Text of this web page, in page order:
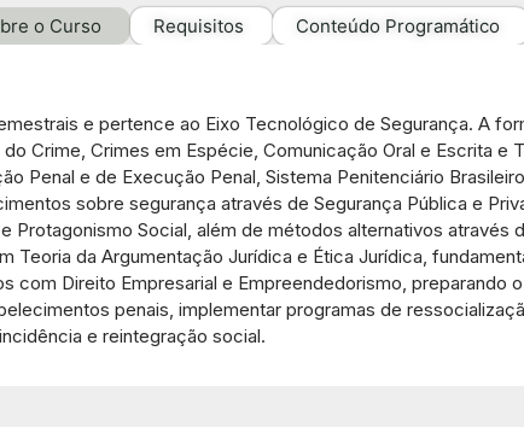
o Curso Requisitos Conteúdo Programático
e pertence ao Eixo Tecnológico de Segurança. A
Crime, Crimes em Espécie, Comunicação Oral e Escrita e
Penal e de Execução Penal, Sistema Penitenciário
sobre segurança através de Segurança Pública e
Protagonismo Social, além de métodos alternativos
Teoria da Argumentação Jurídica e Ética Jurídica,
com Direito Empresarial e Empreendedorismo, preparando
penais, implementar programas de
e reintegração social.